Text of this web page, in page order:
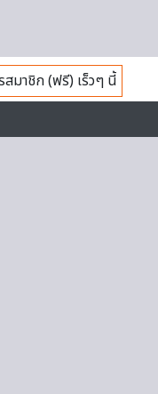
สมาชิก (ฟรี) เร็วๆ นี้